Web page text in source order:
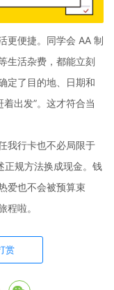
更便捷。同学会 AA 制
生活杂费，都能立刻
定了目的地、日期和
出发”。这才符合当
我行卡也不必局限于
正规方法换成现金。钱
爱也不会被预算束
程啦。
赏